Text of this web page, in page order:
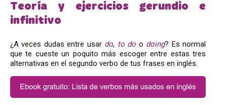
Teoría y ejercicios gerundio e
infinitivo
¿A veces dudas entre usar do, to do o doing? Es normal
que te cueste un poquito más escoger entre estas tres
alternativas en el segundo verbo de tus frases en inglés.